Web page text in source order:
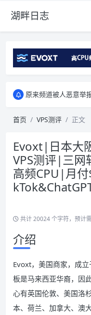
湖畔日志
greenwebpage|香港|日本|新加
原来频道被人恶意举
首页 VPS测评 正文
Evoxt|日本大
VPS测评|三
高频CPU|月
共计 20024 个字符，预计
介绍
Evoxt，美国商家，成
板是马来西亚华裔，因
心有英国伦敦、美国洛
本、荷兰、加拿大、澳